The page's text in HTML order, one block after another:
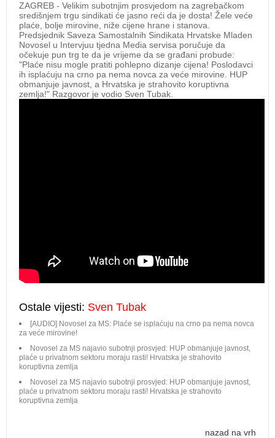
ZAGREB - Velikim subotnjim prosvjedom na zagrebačkom
središnjem trgu sindikati će jasno reći da je dosta! Žele veće
plaće, bolje mirovine, niže cijene hrane i stanova.
Predsjednik Saveza Samostalnih Sindikata Hrvatske Mladen
Novosel u Intervjuu tjedna Media servisa poručuje da
očekuje pun trg te da je vrijeme da se građani probude:
"Plaće nisu mogle pratiti pohlepno dizanje cijena! Poslodavci
ih isplaćuju na crno pa nema novca za veće mirovine. HUP
obmanjuje javnost, a Hrvatska je strahovito koruptivna
zemlja!" Razgovor je vodio Sven Tubak.
Ostale vijesti: Sven Tubak
[AUDIO] Novosel za MS: Plaće se isplaćuju na crno pa nema novca
za veće mirovine!
Novosel za MS najavio subotnji prosvjed: HUP obmanjuje javnost,
plaće u privatnom sektoru moraju rasti! Hrvatska je strahovito
koruptivna zemlja
Novosel za MS najavio subotnji prosvjed: HUP obmanjuje javnost,
plaće u privatnom sektoru moraju rasti! Hrvatska je strahovito
koruptivna zemlja
nazad na vrh